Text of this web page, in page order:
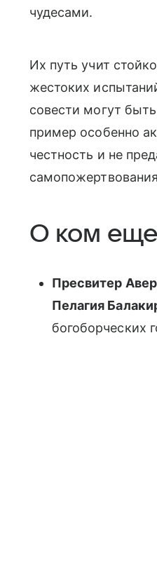
чудесами.
Их путь учит
жестоких
совести могут
пример особенно
честность и не
О ком еще
Пресвитер
Пелагия
богоборческих